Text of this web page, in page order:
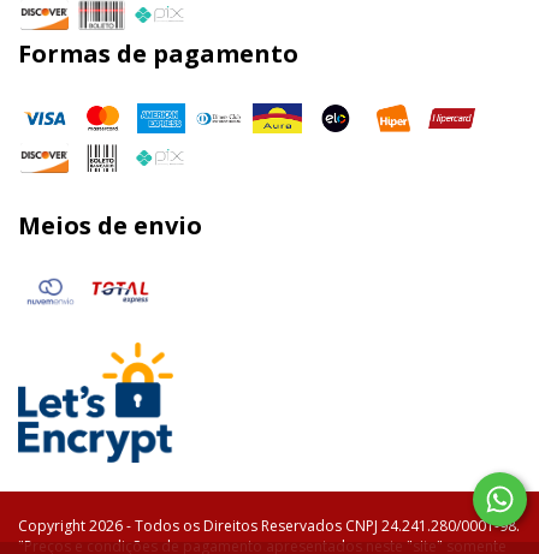
Formas de pagamento
Meios de envio
Copyright 2026 - Todos os Direitos Reservados CNPJ 24.241.280/0001-98.
"Preços e condições de pagamento apresentados neste "site" somente